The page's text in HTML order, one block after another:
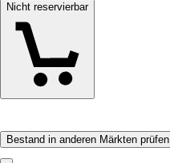
Nicht reservierbar
Bestand in anderen Märkten prüfen